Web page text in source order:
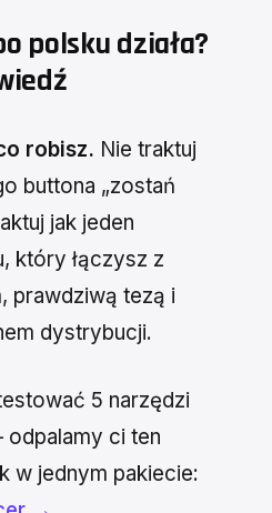
polsku działa?
robisz. Nie traktuj
buttona „zostań
jak jeden
który łączysz z
prawdziwą tezą i
dystrybucji.
5 narzędzi
ci ten
w jednym pakiecie: